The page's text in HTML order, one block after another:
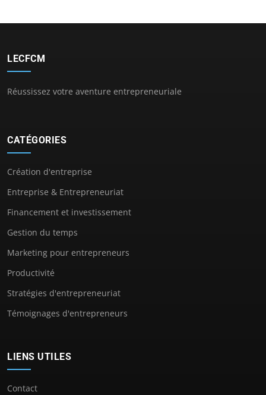
LECFCM
Réussissez votre aventure entrepreneuriale
CATÉGORIES
Création d'entreprise
Entreprise & Entrepreneuriat
Financement et investissement
Gestion du temps
Marketing pour entrepreneurs
Productivité
Stratégies d'entrepreneuriat
Témoignages d'entrepreneurs
LIENS UTILES
Contact